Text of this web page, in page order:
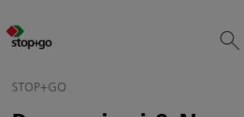
STOP+GO